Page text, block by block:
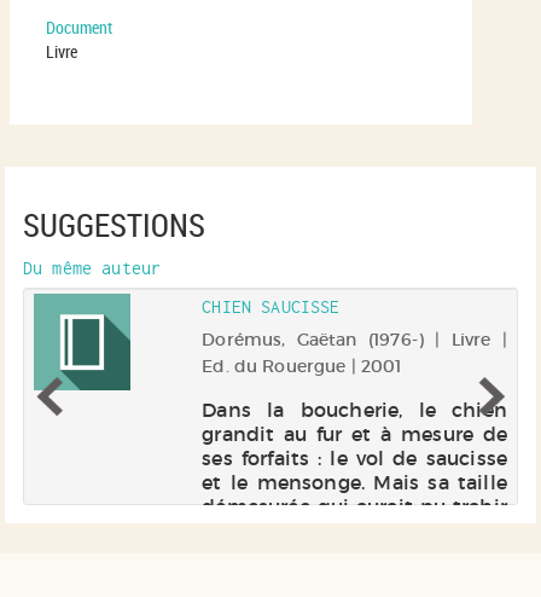
Document
Livre
SUGGESTIONS
Du même auteur
CHIEN SAUCISSE
Dorémus, Gaëtan (1976-) | Livre |
Ed. du Rouergue | 2001
Dans la boucherie, le chien
grandit au fur et à mesure de
ses forfaits : le vol de saucisse
et le mensonge. Mais sa taille
démesurée qui aurait pu trahir
le pinochien, lui permettra de